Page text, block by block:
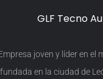
GLF Tecno
joven y líder en el
en la ciudad de